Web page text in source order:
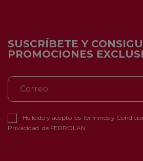
SUSCRÍBETE Y
PROMOCIONES
He leído y acepto los Términos y
Privacidad de FERROLAN